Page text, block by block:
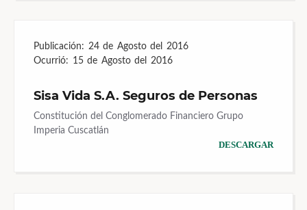
Publicación: 24 de Agosto del 2016
Ocurrió: 15 de Agosto del 2016
Sisa Vida S.A. Seguros de Personas
Constitución del Conglomerado Financiero Grupo
Imperia Cuscatlán
DESCARGAR